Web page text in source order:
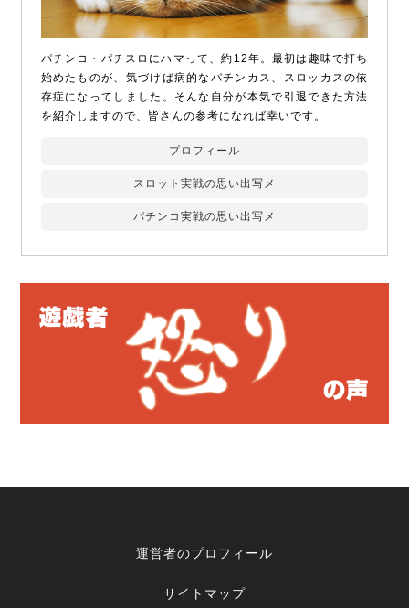
パチンコ・パチスロにハマって、約12年。最初は趣味で打ち
始めたものが、気づけば病的なパチンカス、スロッカスの依
存症になってしました。そんな自分が本気で引退できた方法
を紹介しますので、皆さんの参考になれば幸いです。
プロフィール
スロット実戦の思い出写メ
パチンコ実戦の思い出写メ
運営者のプロフィール
サイトマップ